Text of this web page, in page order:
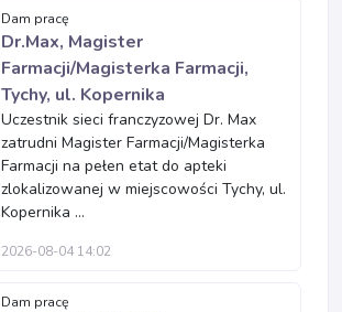
Dam pracę
Dr.Max, Magister
Farmacji/Magisterka Farmacji,
Tychy, ul. Kopernika
Uczestnik sieci franczyzowej Dr. Max
zatrudni Magister Farmacji/Magisterka
Farmacji na pełen etat do apteki
zlokalizowanej w miejscowości Tychy, ul.
Kopernika ...
2026-08-04 14:02
Dam pracę